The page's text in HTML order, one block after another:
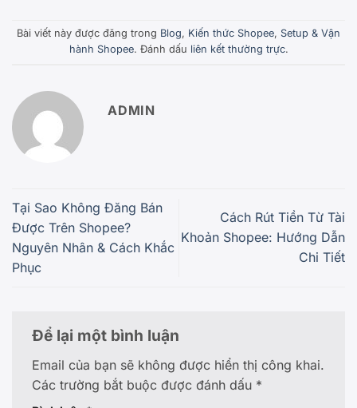
Bài viết này được đăng trong Blog, Kiến thức Shopee, Setup & Vận
hành Shopee. Đánh dấu liên kết thường trực.
ADMIN
Tại Sao Không Đăng Bán
Được Trên Shopee?
Nguyên Nhân & Cách Khắc
Phục
Cách Rút Tiền Từ Tài
Khoản Shopee: Hướng Dẫn
Chi Tiết
Để lại một bình luận
Email của bạn sẽ không được hiển thị công khai.
Các trường bắt buộc được đánh dấu *